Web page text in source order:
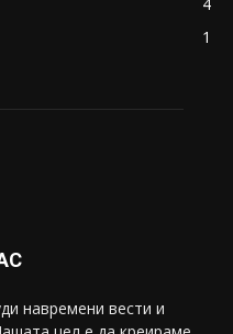
4
1
навремени вести и